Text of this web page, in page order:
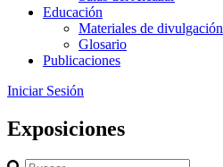
Educación
Materiales de divulgación
Glosario
Publicaciones
Iniciar Sesión
Exposiciones